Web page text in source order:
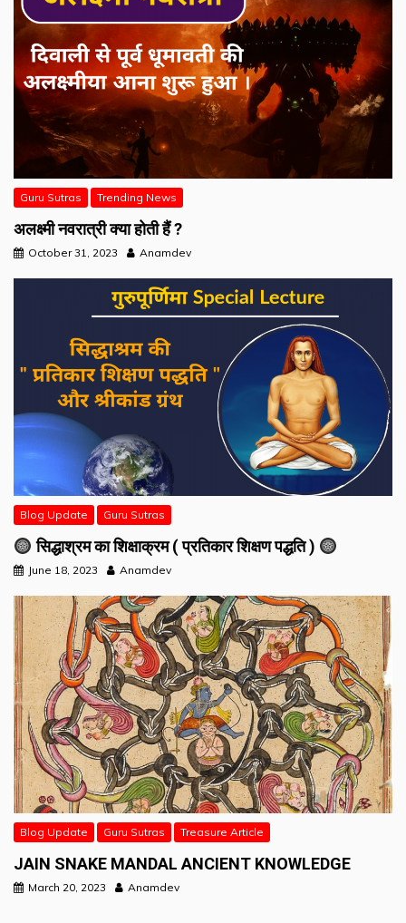
Guru Sutras Trending News
अलक्ष्मी नवरात्री क्या होती हैं ?
October 31, 2023 Anamdev
Blog Update Guru Sutras
सिद्धाश्रम का शिक्षाक्रम ( प्रतिकार शिक्षण पद्धति )
June 18, 2023 Anamdev
Blog Update Guru Sutras Treasure Article
JAIN SNAKE MANDAL ANCIENT KNOWLEDGE
March 20, 2023 Anamdev